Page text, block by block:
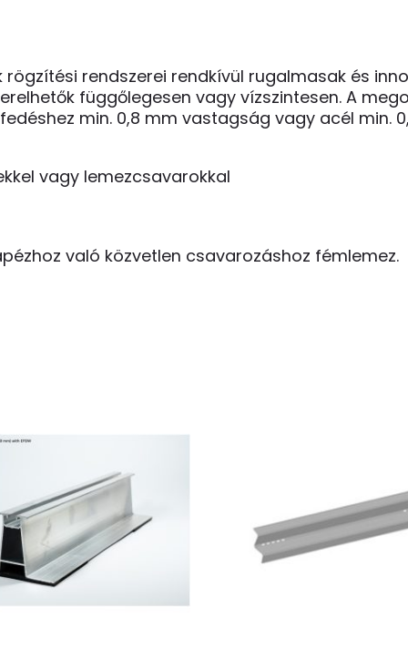
rendszerei rendkívül rugalmasak és
függőlegesen vagy vízszintesen. A
min. 0,8 mm vastagság vagy acél min.
vagy lemezcsavarokkal
való közvetlen csavarozáshoz fémlemez.